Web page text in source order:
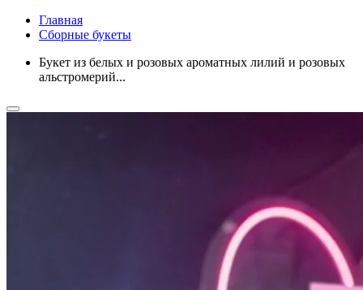
Главная
Сборные букеты
Букет из белых и розовых ароматных лилий и розовых
альстромерий...